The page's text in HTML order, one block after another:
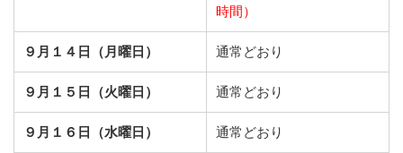
時間）
９月１４日（月曜日） 通常どおり
９月１５日（火曜日） 通常どおり
９月１６日（水曜日） 通常どおり